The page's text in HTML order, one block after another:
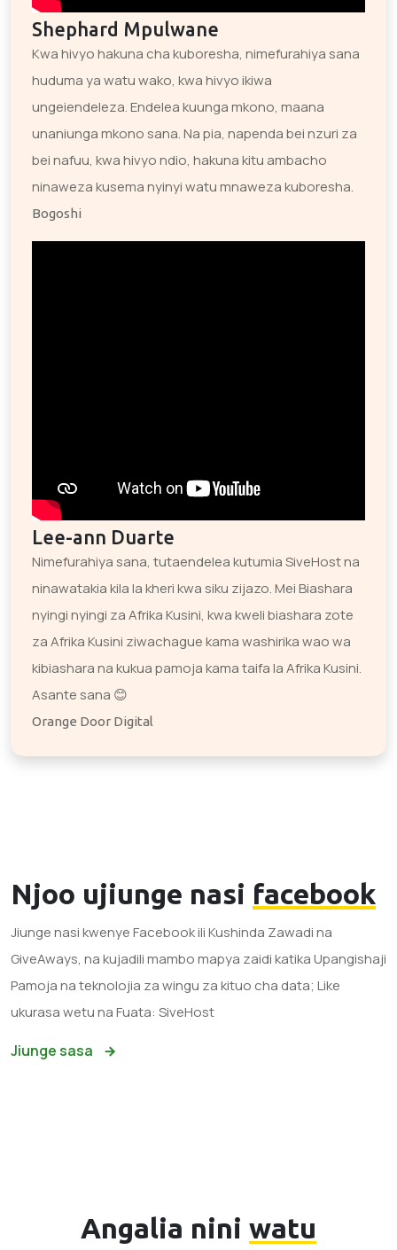
Shephard Mpulwane
Kwa hivyo hakuna cha kuboresha, nimefurahiya sana
huduma ya watu wako, kwa hivyo ikiwa
ungeiendeleza. Endelea kuunga mkono, maana
unaniunga mkono sana. Na pia, napenda bei nzuri za
bei nafuu, kwa hivyo ndio, hakuna kitu ambacho
ninaweza kusema nyinyi watu mnaweza kuboresha.
Bogoshi
Lee-ann Duarte
Nimefurahiya sana, tutaendelea kutumia SiveHost na
ninawatakia kila la kheri kwa siku zijazo. Mei Biashara
nyingi nyingi za Afrika Kusini, kwa kweli biashara zote
za Afrika Kusini ziwachague kama washirika wao wa
kibiashara na kukua pamoja kama taifa la Afrika Kusini.
Asante sana 😊
Orange Door Digital
Njoo ujiunge nasi facebook
Jiunge nasi kwenye Facebook ili Kushinda Zawadi na
GiveAways, na kujadili mambo mapya zaidi katika Upangishaji
Pamoja na teknolojia za wingu za kituo cha data; Like
ukurasa wetu na Fuata: SiveHost
Jiunge sasa
Angalia nini watu